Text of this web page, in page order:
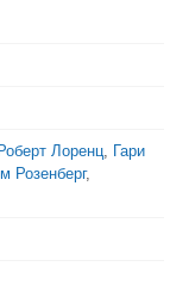
Роберт Лоренц, Гари
Розенберг,